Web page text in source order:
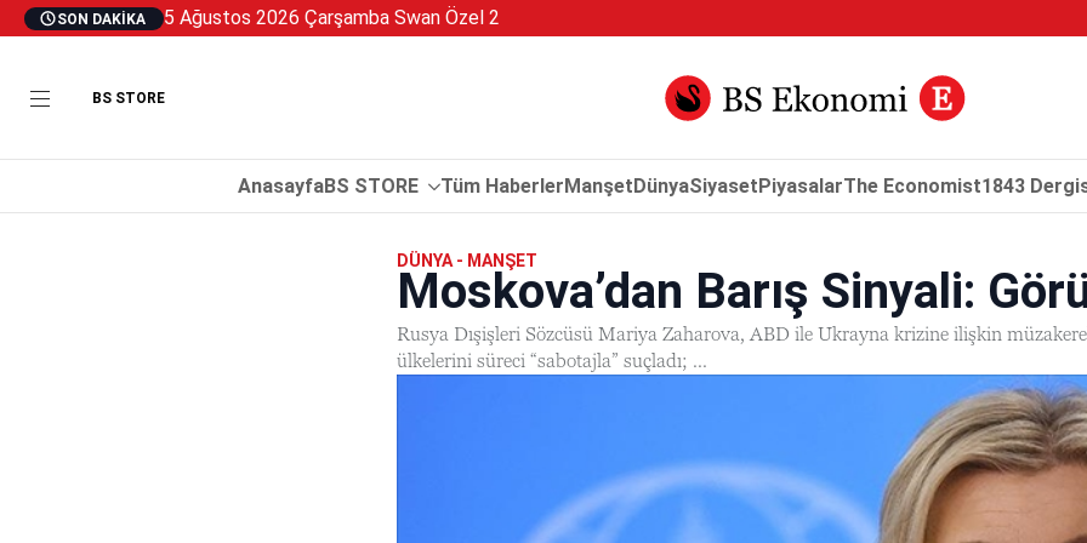
SON DAKIKA 5 Ağustos 2026 Çarşamba Swan Özel 2
BS STORE
AnasayfaBS STORE Tüm HaberlerManşetDünyaSiyasetPiyasalarThe Economist1843
DÜNYA - MANŞET
Moskova’dan Barış Sinyali:
Rusya Dışişleri Sözcüsü Mariya Zaharova, ABD ile Ukrayna krizine ilişkin
ülkelerini süreci “sabotajla” suçladı; ...